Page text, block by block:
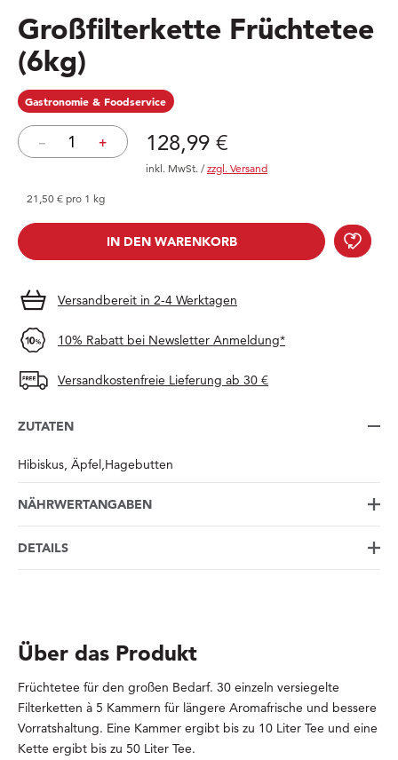
Großfilterkette Früchtetee
(6kg)
Gastronomie & Foodservice
– + Preis: 128,99 €
128,99 €
inkl. MwSt. /zzgl. Versand
21,50 € pro 1 kg
IN DEN WARENKORB
Versandbereit in 2-4 Werktagen
10% Rabatt bei Newsletter Anmeldung*
Versandkostenfreie Lieferung ab 30 €
ZUTATEN
Hibiskus, Äpfel,Hagebutten
NÄHRWERTANGABEN
DETAILS
Über das Produkt
Früchtetee für den großen Bedarf. 30 einzeln versiegelte
Filterketten à 5 Kammern für längere Aromafrische und bessere
Vorratshaltung. Eine Kammer ergibt bis zu 10 Liter Tee und eine
Kette ergibt bis zu 50 Liter Tee.